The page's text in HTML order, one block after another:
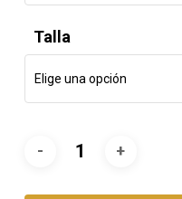
Talla
Elige una opción